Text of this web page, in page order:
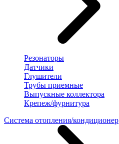
Резонаторы
Датчики
Глушители
Трубы приемные
Выпускные коллектора
Крепеж/фурнитура
Система отопления/кондиционер